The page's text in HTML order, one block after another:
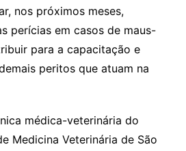
nos próximos meses,
perícias em casos de maus-
para a capacitação e
peritos que atuam na
médica-veterinária do
Medicina Veterinária de São